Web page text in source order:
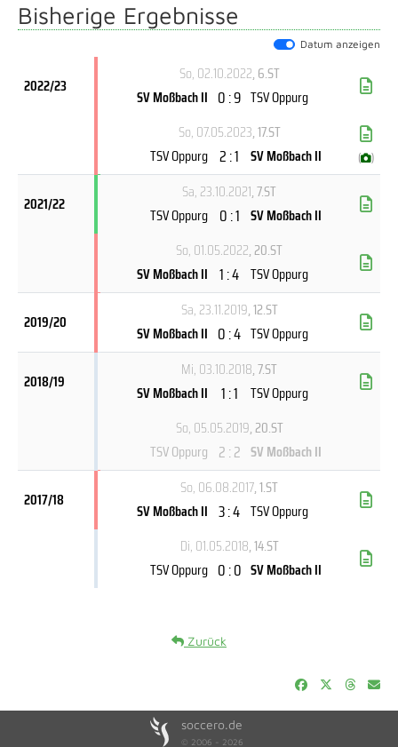
Bisherige Ergebnisse
Datum anzeigen
2022/23
So, 02.10.2022, 6.ST
SV Moßbach II 0 : 9 TSV Oppurg
So, 07.05.2023, 17.ST
TSV Oppurg 2 : 1 SV Moßbach II ( )
2021/22
Sa, 23.10.2021, 7.ST
TSV Oppurg 0 : 1 SV Moßbach II
So, 01.05.2022, 20.ST
SV Moßbach II 1 : 4 TSV Oppurg
2019/20
Sa, 23.11.2019, 12.ST
SV Moßbach II 0 : 4 TSV Oppurg
2018/19
Mi, 03.10.2018, 7.ST
SV Moßbach II
1 : 1
TSV Oppurg
So, 05.05.2019, 20.ST
TSV Oppurg 2 : 2 SV Moßbach II
2017/18
So, 06.08.2017, 1.ST
SV Moßbach II 3 : 4 TSV Oppurg
Di, 01.05.2018, 14.ST
TSV Oppurg 0 : 0 SV Moßbach II
Zurück
soccero.de
© 2006 - 2026